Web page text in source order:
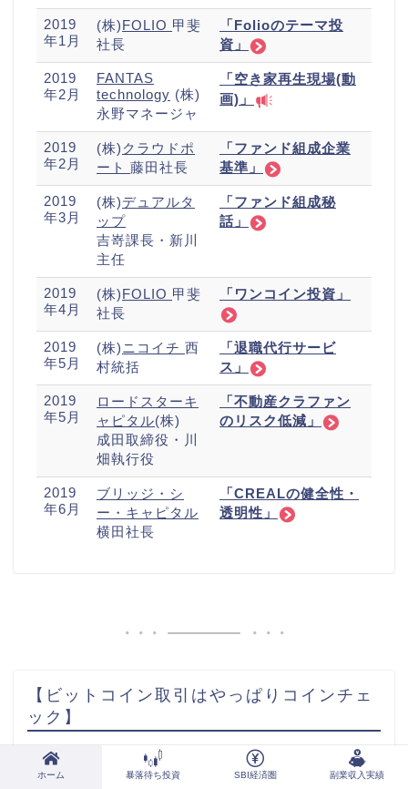
2019
年1月
(株) FOLIO 甲斐
社長
「Folioのテーマ投
資」
2019
年2月
FANTAS
technology (株)
永野マネージャ
「空き家再生現場(動
画)」
2019
年2月
(株) クラウドポ
ート 藤田社長
「ファンド組成企業
基準」
2019
年3月
(株)デュアルタ
ップ
吉嵜課長・新川
主任
「ファンド組成秘
話」
2019
年4月
(株) FOLIO 甲斐
社長
「ワンコイン投資」
2019
年5月
(株)ニコイチ 西
村統括
「退職代行サービ
ス」
2019
年5月
ロードスターキ
ャピタル(株)
成田取締役・川
畑執行役
「不動産クラファン
のリスク低減」
2019
年6月
ブリッジ・シ
ー・キャピタル
横田社長
「CREALの健全性・
透明性」
【ビットコイン取引はやっぱりコインチェ
ック】
アプリのみやすさ、使いやすさはダントツNo.1！初め
てのビットコインにはコインチェック一択です。
ホーム 暴落待ち投資 SBI経済圏 副業収入実績